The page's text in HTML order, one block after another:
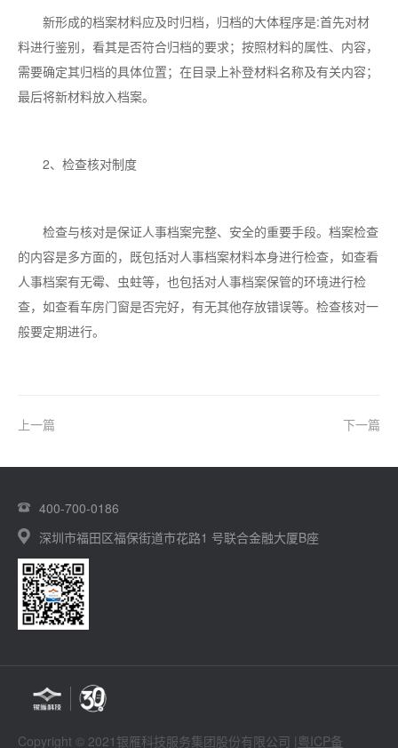
新形成的档案材料应及时归档，归档的大体程序是:首先对材
料进行鉴别，看其是否符合归档的要求；按照材料的属性、内容，
需要确定其归档的具体位置；在目录上补登材料名称及有关内容；
最后将新材料放入档案。
2、检查核对制度
检查与核对是保证人事档案完整、安全的重要手段。档案检查
的内容是多方面的，既包括对人事档案材料本身进行检查，如查看
人事档案有无霉、虫蛀等，也包括对人事档案保管的环境进行检
查，如查看车房门窗是否完好，有无其他存放错误等。检查核对一
般要定期进行。
上一篇 下一篇
400-700-0186
深圳市福田区福保街道市花路1 号联合金融大厦B座
Copyright © 2021银雁科技服务集团股份有限公司 |粤ICP备